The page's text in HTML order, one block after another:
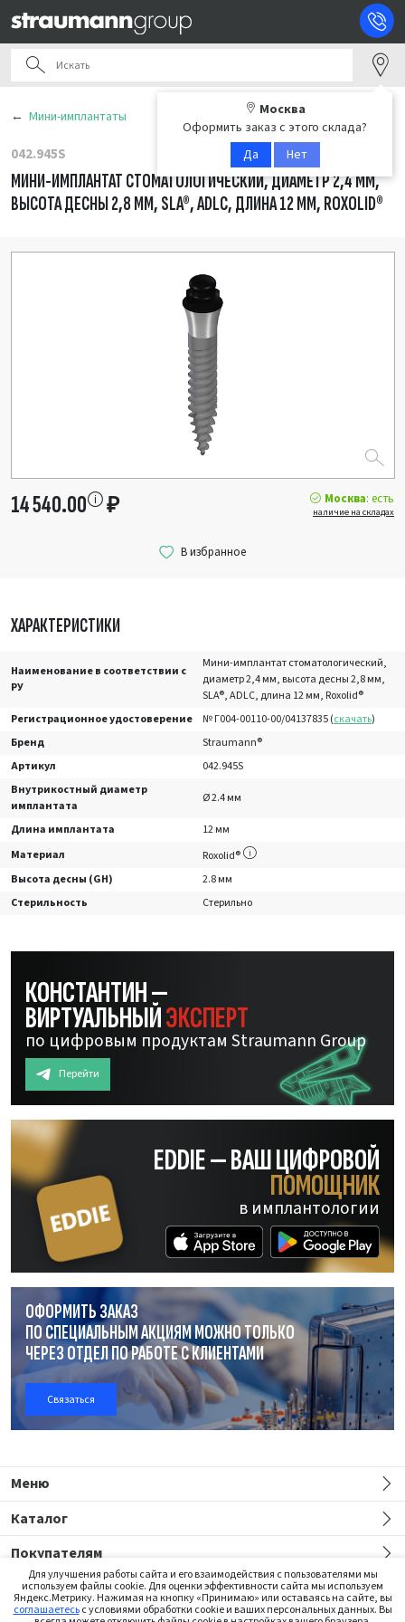
Москва
Оформить заказ с этого склада?
Да
Нет
Мини-имплантаты
042.945S
МИНИ-ИМПЛАНТАТ СТОМАТОЛОГИЧЕСКИЙ, ДИАМЕТР 2,4 ММ,
ВЫСОТА ДЕСНЫ 2,8 ММ, SLA®, ADLC, ДЛИНА 12 ММ, ROXOLID®
ХАРАКТЕРИСТИКИ
Наименование в соответствии с
РУ
Мини-имплантат стоматологический,
диаметр 2,4 мм, высота десны 2,8 мм,
SLA®, ADLC, длина 12 мм, Roxolid®
Регистрационное удостоверение
№ Г004-00110-00/04137835 (скачать)
Бренд
Straumann®
Артикул
042.945S
Внутрикостный диаметр
имплантата
Ø 2.4 мм
Длина имплантата
12 мм
Материал
Roxolid®
Высота десны (GH)
2.8 мм
Стерильность
Стерильно
14 540.00 ₽ Москва: есть
наличие на складах
КОНСТАНТИН —
ВИРТУАЛЬНЫЙЭКСПЕРТ
по цифровым продуктам Straumann Group
Перейти
EDDIE — ВАШ ЦИФРОВОЙ
ПОМОЩНИК
в имплантологии
ОФОРМИТЬ ЗАКАЗ
ПО СПЕЦИАЛЬНЫМ АКЦИЯМ МОЖНО ТОЛЬКО
ЧЕРЕЗ ОТДЕЛПО РАБОТЕС КЛИЕНТАМИ
Связаться
Меню
Каталог
Покупателям
Для улучшения работы сайта и его взаимодействия с пользователями мы
используем файлы cookie. Для оценки эффективности сайта мы используем
Яндекс.Метрику. Нажимая на кнопку «Принимаю» или оставаясь на сайте, вы
соглашаетесьс условиями обработки cookie и ваших персональных данных. Вы